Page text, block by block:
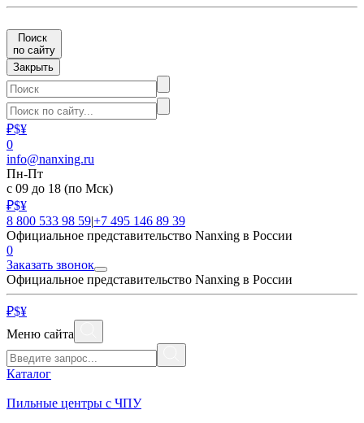
Поиск
по сайту
Закрыть
₽$¥
0
info@nanxing.ru
Пн-Пт
с 09 до 18 (по Мск)
₽$¥
8 800 533 98 59|+7 495 146 89 39
Официальное представительство Nanxing в России
0
Заказать звонок
Официальное представительство Nanxing в России
₽$¥
Меню сайта
Каталог
Пильные центры с ЧПУ